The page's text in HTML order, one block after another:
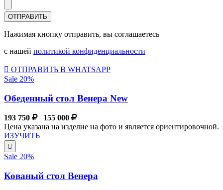
Нажимая кнопку отправить, вы соглашаетесь
с нашей политикой конфиденциальности
ОТПРАВИТЬ В WHATSAPP
Sale 20%
Обеденный стол Венера New
193 750
155 000
Цена указана на изделие на фото и является ориентировочной.
ИЗУЧИТЬ
Sale 20%
Кованый стол Венера